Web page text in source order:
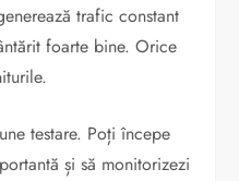
trafic constant
foarte bine. Orice
testare. Poți începe
și să monitorizezi